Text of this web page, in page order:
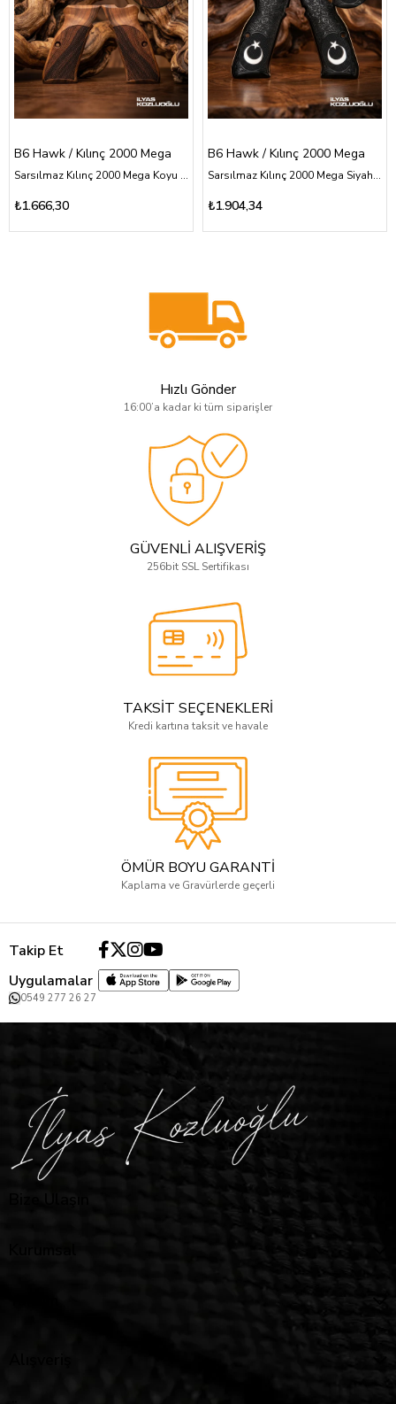
B6 Hawk / Kılınç 2000 Mega
Sarsılmaz Kılınç 2000 Mega Koyu Ceviz Kabza Yarım Yüzey Desenli Logosuz
₺1.666,30
B6 Hawk / Kılınç 2000 Mega
Sarsılmaz Kılınç 2000 Mega Siyah Pleksi Kabza Tam Yüzey Desen Üzeri Gümüş Renk Ay Yıldız Logolu
₺1.904,34
Hızlı Gönder
16:00’a kadar ki tüm siparişler
GÜVENLİ ALIŞVERİŞ
256bit SSL Sertifikası
TAKSİT SEÇENEKLERİ
Kredi kartına taksit ve havale
ÖMÜR BOYU GARANTİ
Kaplama ve Gravürlerde geçerli
Takip Et
Uygulamalar
0549 277 26 27